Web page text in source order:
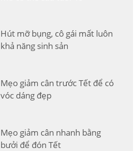
Hút mỡ bụng, cô gái mất luôn
khả năng sinh sản
Mẹo giảm cân trước Tết để có
vóc dáng đẹp
Mẹo giảm cân nhanh bằng
bưởi để đón Tết